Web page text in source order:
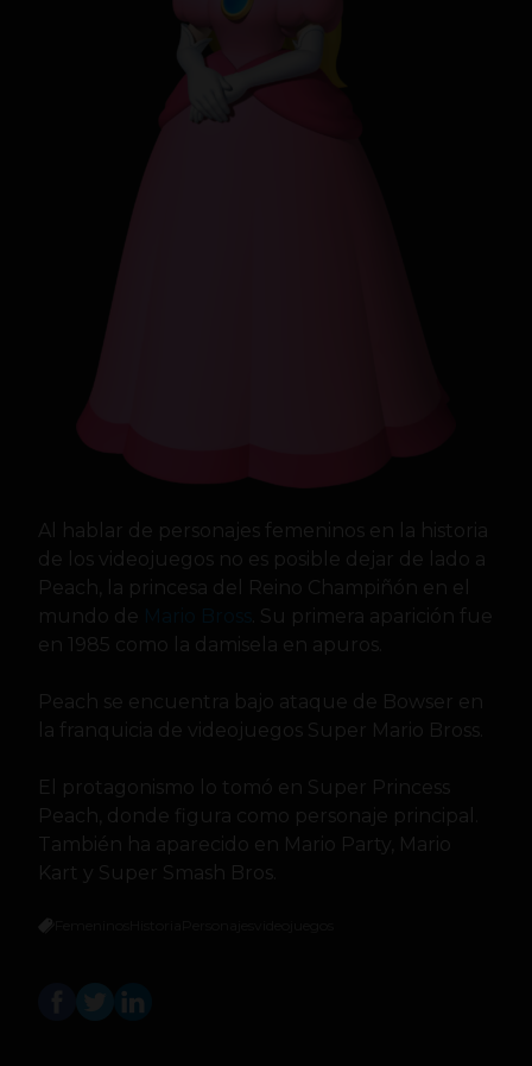
Al hablar de personajes femeninos en la historia
de los videojuegos no es posible dejar de lado a
Peach, la princesa del Reino Champiñón en el
mundo de
. Su primera aparición fue
en 1985 como la damisela en apuros.
Peach se encuentra bajo ataque de Bowser en
la franquicia de videojuegos Super Mario Bross.
El protagonismo lo tomó en Super Princess
Peach, donde figura como personaje principal.
También ha aparecido en Mario Party, Mario
Kart y Super Smash Bros.